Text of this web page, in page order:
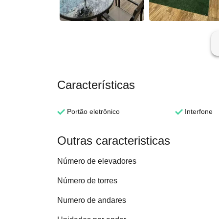
Características
Portão eletrônico Interfone
Outras caracteristicas
Número de elevadores
Número de torres
Numero de andares